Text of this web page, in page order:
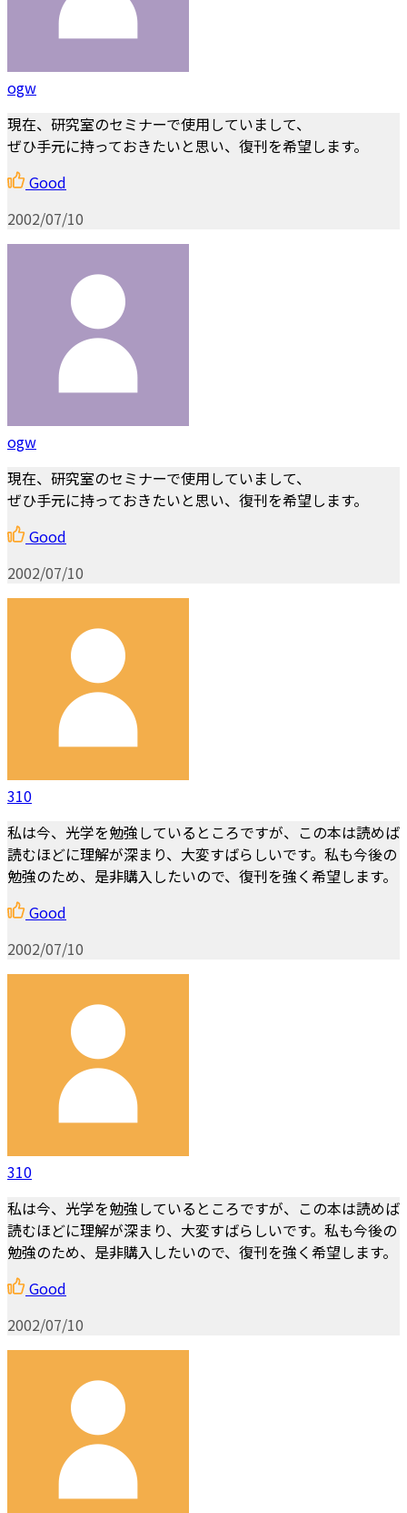
ogw
現在、研究室のセミナーで使用していまして、
ぜひ手元に持っておきたいと思い、復刊を希望します。
Good
2002/07/10
ogw
現在、研究室のセミナーで使用していまして、
ぜひ手元に持っておきたいと思い、復刊を希望します。
Good
2002/07/10
310
私は今、光学を勉強しているところですが、この本は読めば
読むほどに理解が深まり、大変すばらしいです。私も今後の
勉強のため、是非購入したいので、復刊を強く希望します。
Good
2002/07/10
310
私は今、光学を勉強しているところですが、この本は読めば
読むほどに理解が深まり、大変すばらしいです。私も今後の
勉強のため、是非購入したいので、復刊を強く希望します。
Good
2002/07/10